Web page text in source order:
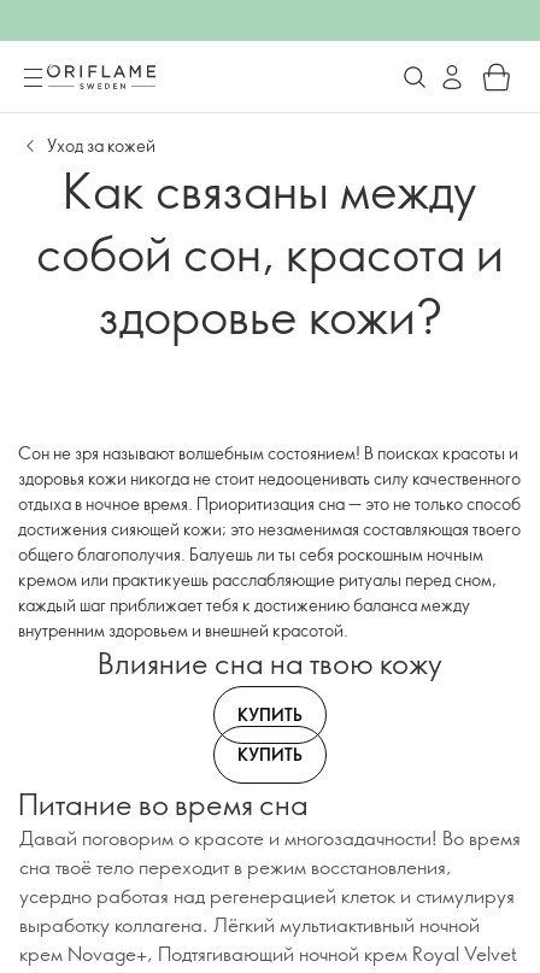
Уход за кожей
Как связаны между
собой сон, красота и
здоровье кожи?
Сон не зря называют волшебным состоянием! В поисках красоты и
здоровья кожи никогда не стоит недооценивать силу качественного
отдыха в ночное время. Приоритизация сна — это не только способ
достижения сияющей кожи; это незаменимая составляющая твоего
общего благополучия. Балуешь ли ты себя роскошным ночным
кремом или практикуешь расслабляющие ритуалы перед сном,
каждый шаг приближает тебя к достижению баланса между
внутренним здоровьем и внешней красотой.
Влияние сна на твою кожу
КУПИТЬ
КУПИТЬ
Питание во время сна
Давай поговорим о красоте и многозадачности! Во время
сна твоё тело переходит в режим восстановления,
усердно работая над регенерацией клеток и стимулируя
выработку коллагена. Лёгкий мультиактивный ночной
крем Novage+, Подтягивающий ночной крем Royal Velvet